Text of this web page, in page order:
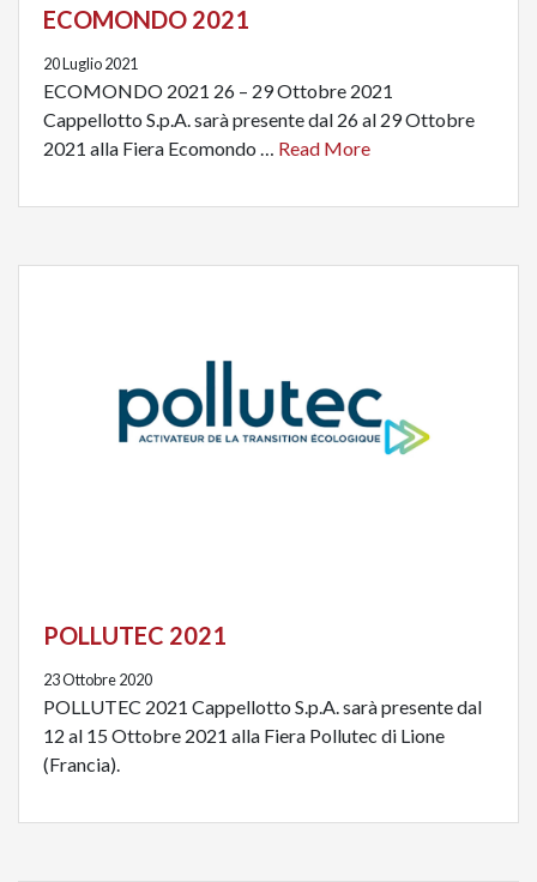
ECOMONDO 2021
20 Luglio 2021
ECOMONDO 2021 26 – 29 Ottobre 2021
Cappellotto S.p.A. sarà presente dal 26 al 29 Ottobre
2021 alla Fiera Ecomondo … Read More
POLLUTEC 2021
23 Ottobre 2020
POLLUTEC 2021 Cappellotto S.p.A. sarà presente dal
12 al 15 Ottobre 2021 alla Fiera Pollutec di Lione
(Francia).